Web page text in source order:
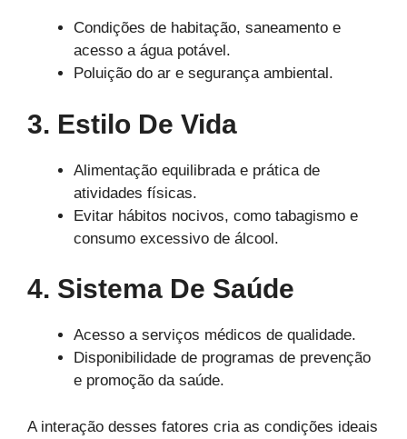
Condições de habitação, saneamento e
acesso a água potável.
Poluição do ar e segurança ambiental.
3. Estilo De Vida
Alimentação equilibrada e prática de
atividades físicas.
Evitar hábitos nocivos, como tabagismo e
consumo excessivo de álcool.
4. Sistema De Saúde
Acesso a serviços médicos de qualidade.
Disponibilidade de programas de prevenção
e promoção da saúde.
A interação desses fatores cria as condições ideais